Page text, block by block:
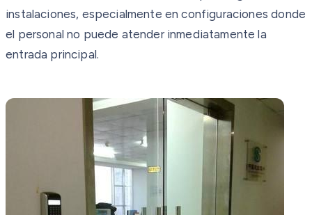
instalaciones, especialmente en configuraciones donde
el personal no puede atender inmediatamente la
entrada principal.